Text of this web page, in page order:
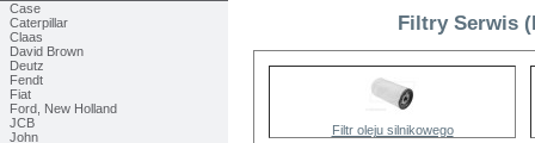
Case
Caterpillar
Claas
David Brown
Deutz
Fendt
Fiat
Ford, New Holland
JCB
John
Filtry Serwis
Filtr oleju silnikowego